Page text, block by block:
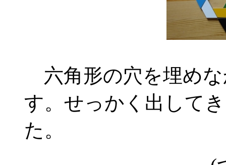
六角形の穴を埋め
す。せっかく出して
た。